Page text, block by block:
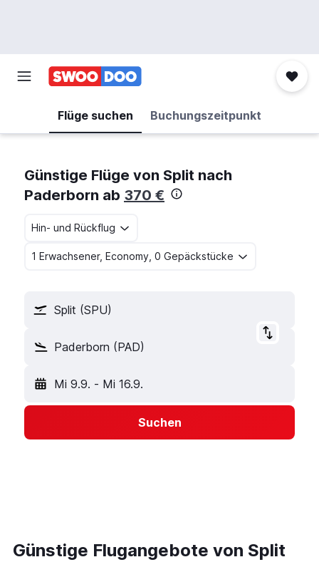
Flüge suchen Buchungszeitpunkt
Günstige Flüge von Split nach
Paderborn ab 370 €
Hin- und Rückflug
1 Erwachsener, Economy, 0 Gepäckstücke
Split (SPU)
Paderborn (PAD)
Mi 9.9. - Mi 16.9.
Suchen
Günstige Flugangebote von Split